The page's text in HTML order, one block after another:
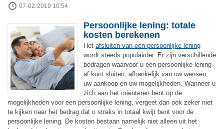
07-02-2019 10:54
Persoonlijke lening: totale
kosten berekenen
Het afsluiten van een persoonlijke lening
wordt steeds populairder. Er zijn verschillende
bedragen waarvoor u een persoonlijke lening
af kunt sluiten, afhankelijk van uw wensen,
uw aankoop en uw mogelijkheden. Wanneer u
zich aan het oriënteren bent op de
mogelijkheden voor een persoonlijke lening, vergeet dan ook zeker niet
te kijken naar het bedrag dat u straks in totaal kwijt bent voor de
persoonlijke lening. De kosten bestaan namelijk niet alleen uit het